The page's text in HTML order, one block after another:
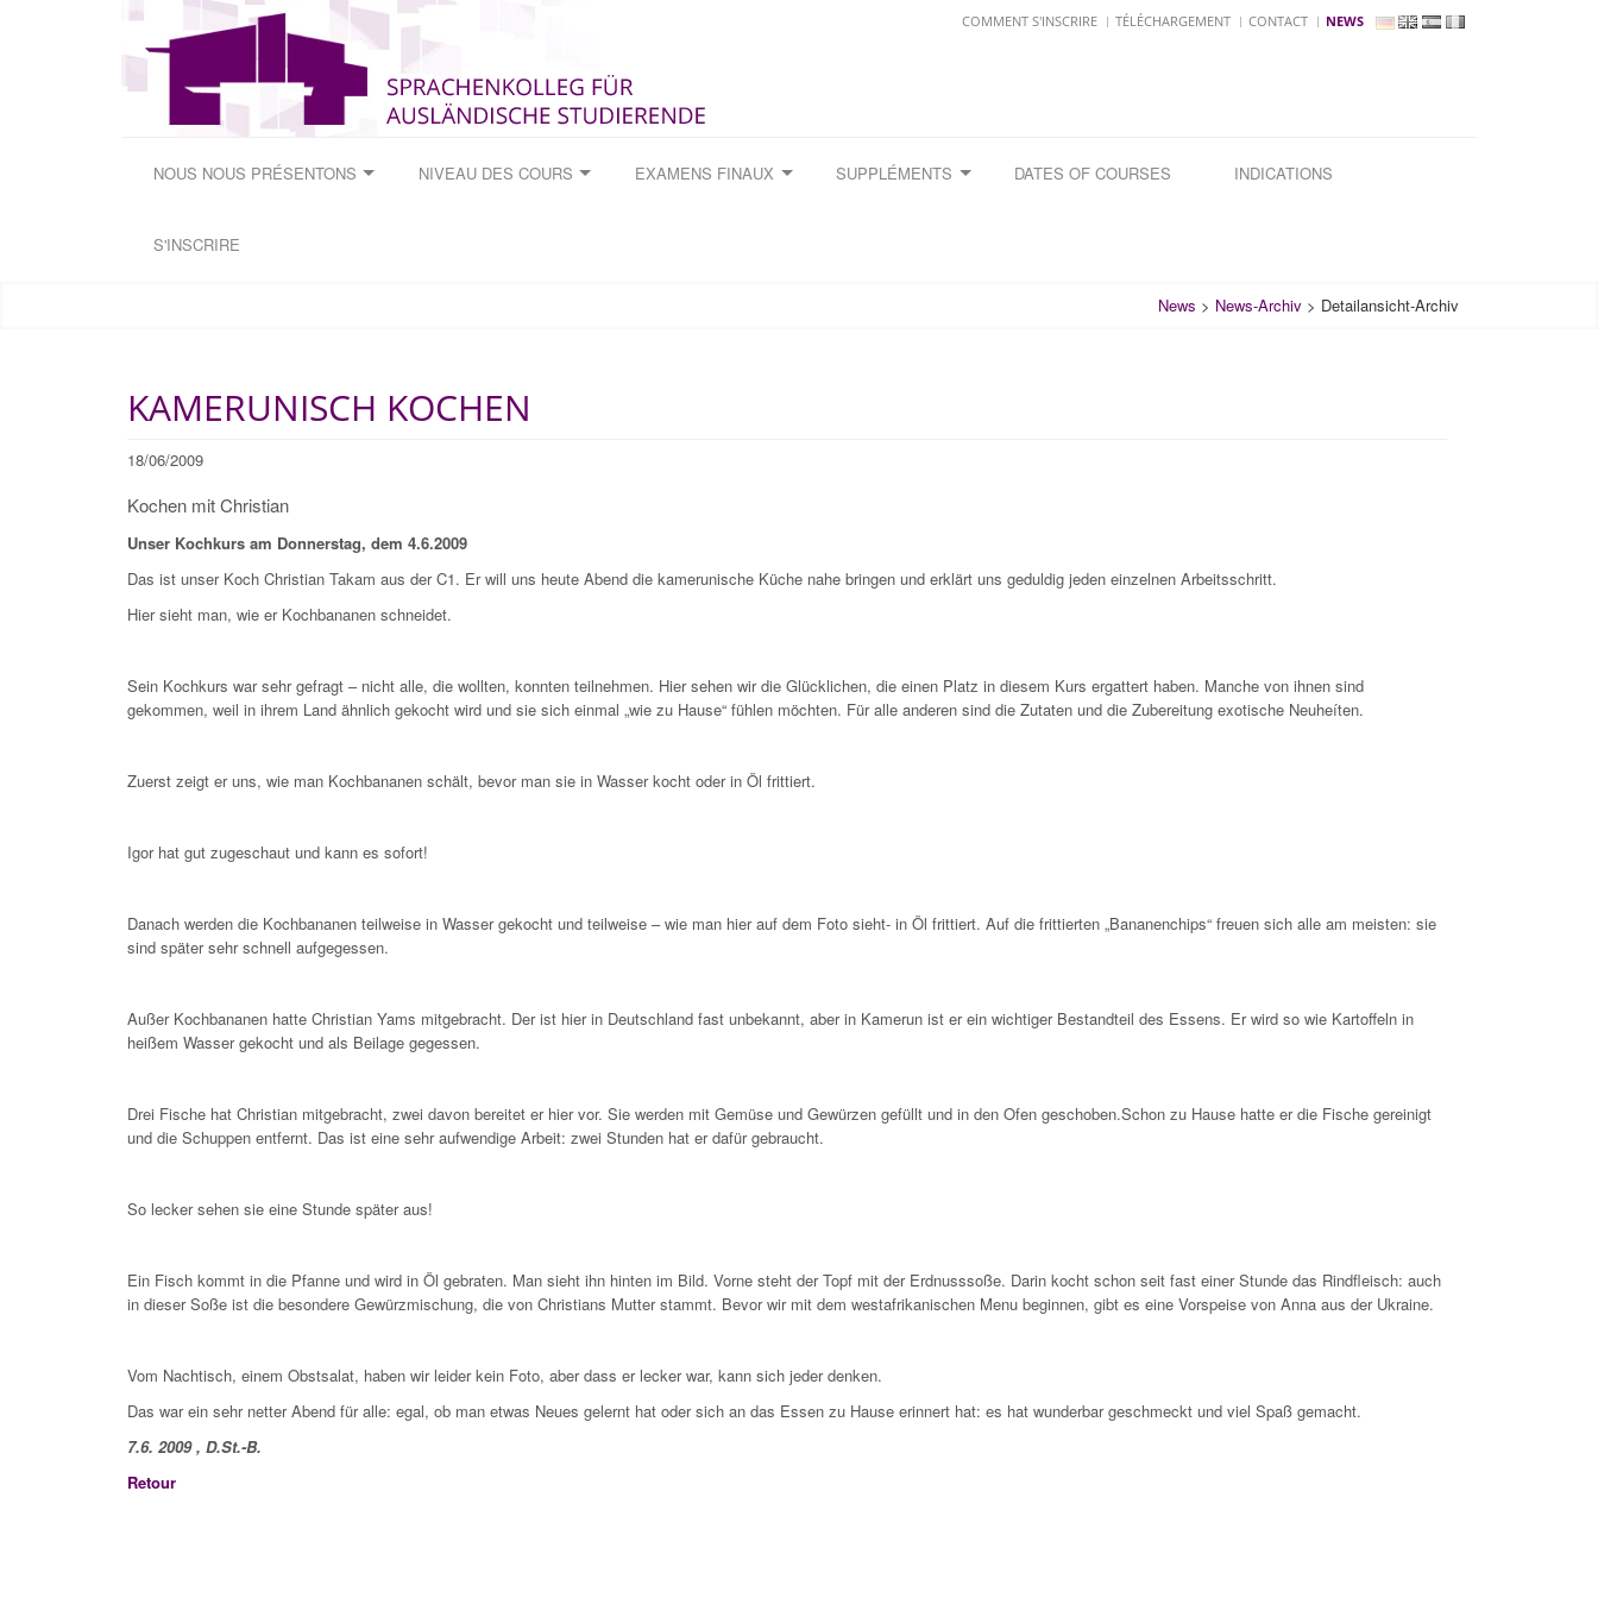
COMMENT S'INSCRIRE TÉLÉCHARGEMENT CONTACT NEWS
NOUS NOUS PRÉSENTONS NIVEAU DES COURS EXAMENS FINAUX SUPPLÉMENTS DATES OF COURSES INDICATIONS
S'INSCRIRE
News > News-Archiv > Detailansicht-Archiv
KAMERUNISCH KOCHEN
18/06/2009
Kochen mit Christian
Unser Kochkurs am Donnerstag, dem 4.6.2009
Das ist unser Koch Christian Takam aus der C1. Er will uns heute Abend die kamerunische Küche nahe bringen und erklärt uns geduldig jeden einzelnen Arbeitsschritt.
Hier sieht man, wie er Kochbananen schneidet.
Sein Kochkurs war sehr gefragt – nicht alle, die wollten, konnten teilnehmen. Hier sehen wir die Glücklichen, die einen Platz in diesem Kurs ergattert haben. Manche von ihnen sind
gekommen, weil in ihrem Land ähnlich gekocht wird und sie sich einmal „wie zu Hause“ fühlen möchten. Für alle anderen sind die Zutaten und die Zubereitung exotische Neuheíten.
Zuerst zeigt er uns, wie man Kochbananen schält, bevor man sie in Wasser kocht oder in Öl frittiert.
Igor hat gut zugeschaut und kann es sofort!
Danach werden die Kochbananen teilweise in Wasser gekocht und teilweise – wie man hier auf dem Foto sieht- in Öl frittiert. Auf die frittierten „Bananenchips“ freuen sich alle am meisten: sie
sind später sehr schnell aufgegessen.
Außer Kochbananen hatte Christian Yams mitgebracht. Der ist hier in Deutschland fast unbekannt, aber in Kamerun ist er ein wichtiger Bestandteil des Essens. Er wird so wie Kartoffeln in
heißem Wasser gekocht und als Beilage gegessen.
Drei Fische hat Christian mitgebracht, zwei davon bereitet er hier vor. Sie werden mit Gemüse und Gewürzen gefüllt und in den Ofen geschoben.Schon zu Hause hatte er die Fische gereinigt
und die Schuppen entfernt. Das ist eine sehr aufwendige Arbeit: zwei Stunden hat er dafür gebraucht.
So lecker sehen sie eine Stunde später aus!
Ein Fisch kommt in die Pfanne und wird in Öl gebraten. Man sieht ihn hinten im Bild. Vorne steht der Topf mit der Erdnusssoße. Darin kocht schon seit fast einer Stunde das Rindfleisch: auch
in dieser Soße ist die besondere Gewürzmischung, die von Christians Mutter stammt. Bevor wir mit dem westafrikanischen Menu beginnen, gibt es eine Vorspeise von Anna aus der Ukraine.
Vom Nachtisch, einem Obstsalat, haben wir leider kein Foto, aber dass er lecker war, kann sich jeder denken.
Das war ein sehr netter Abend für alle: egal, ob man etwas Neues gelernt hat oder sich an das Essen zu Hause erinnert hat: es hat wunderbar geschmeckt und viel Spaß gemacht.
7.6. 2009 , D.St.-B.
Retour